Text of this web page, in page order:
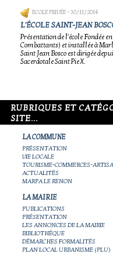
ECOLE PRIVÉE- 30/11/2014
L'ÉCOLE SAINT-JEAN
Présentation de l'école Fondée
Combattants) et installée à
Saint Jean Bosco est dirigée
Sacerdotale Saint Pie X.
RUBRIQUES ET
SITE...
LA COMMUNE
PRÉSENTATION
VIE LOCALE
TOURISME-COMMERCES-
ACTUALITÉS
MARPA LE RENON
LA MAIRIE
PUBLICATIONS
PRÉSENTATION
LES ANNONCES DE LA MAIRIE
BIBLIOTHÈQUE
DÉMARCHES FORMALITÉS
PLAN LOCAL URBANISME (PLU)